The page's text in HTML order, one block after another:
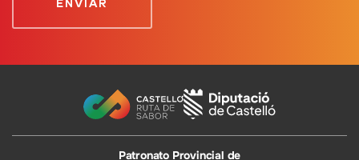
Patronato Provincial de